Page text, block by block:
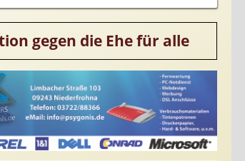
gegen die Ehe für alle